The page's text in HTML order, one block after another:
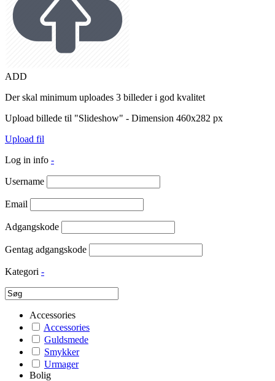
ADD
Der skal minimum uploades 3 billeder i god kvalitet
Upload billede til "Slideshow" - Dimension 460x282 px
Upload fil
Log in info -
Username
Email
Adgangskode
Gentag adgangskode
Kategori -
Accessories
Accessories
Guldsmede
Smykker
Urmager
Bolig